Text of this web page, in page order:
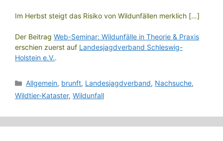
Im Herbst steigt das Risiko von Wildunfällen merklich […]
Der Beitrag Web-Seminar: Wildunfälle in Theorie & Praxis
erschien zuerst auf Landesjagdverband Schleswig-
Holstein e.V..
Kategorien
Allgemein, brunft, Landesjagdverband, Nachsuche,
Wildtier-Kataster, Wildunfall